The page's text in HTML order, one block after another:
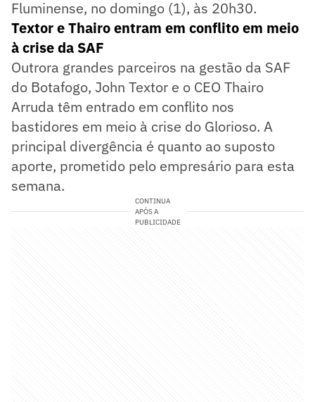
Fluminense, no domingo (1), às 20h30.
Textor e Thairo entram em conflito em meio
à crise da SAF
Outrora grandes parceiros na gestão da SAF
do Botafogo, John Textor e o CEO Thairo
Arruda têm entrado em conflito nos
bastidores em meio à crise do Glorioso. A
principal divergência é quanto ao suposto
aporte, prometido pelo empresário para esta
semana.
CONTINUA
APÓS A
PUBLICIDADE